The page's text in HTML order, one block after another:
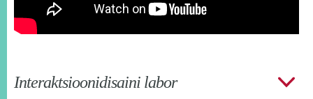
Interaktsioonidisaini labor